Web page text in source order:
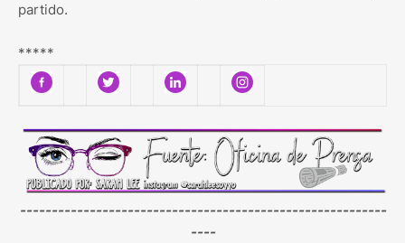
partido.
*****
----------------------------------------------------------
----